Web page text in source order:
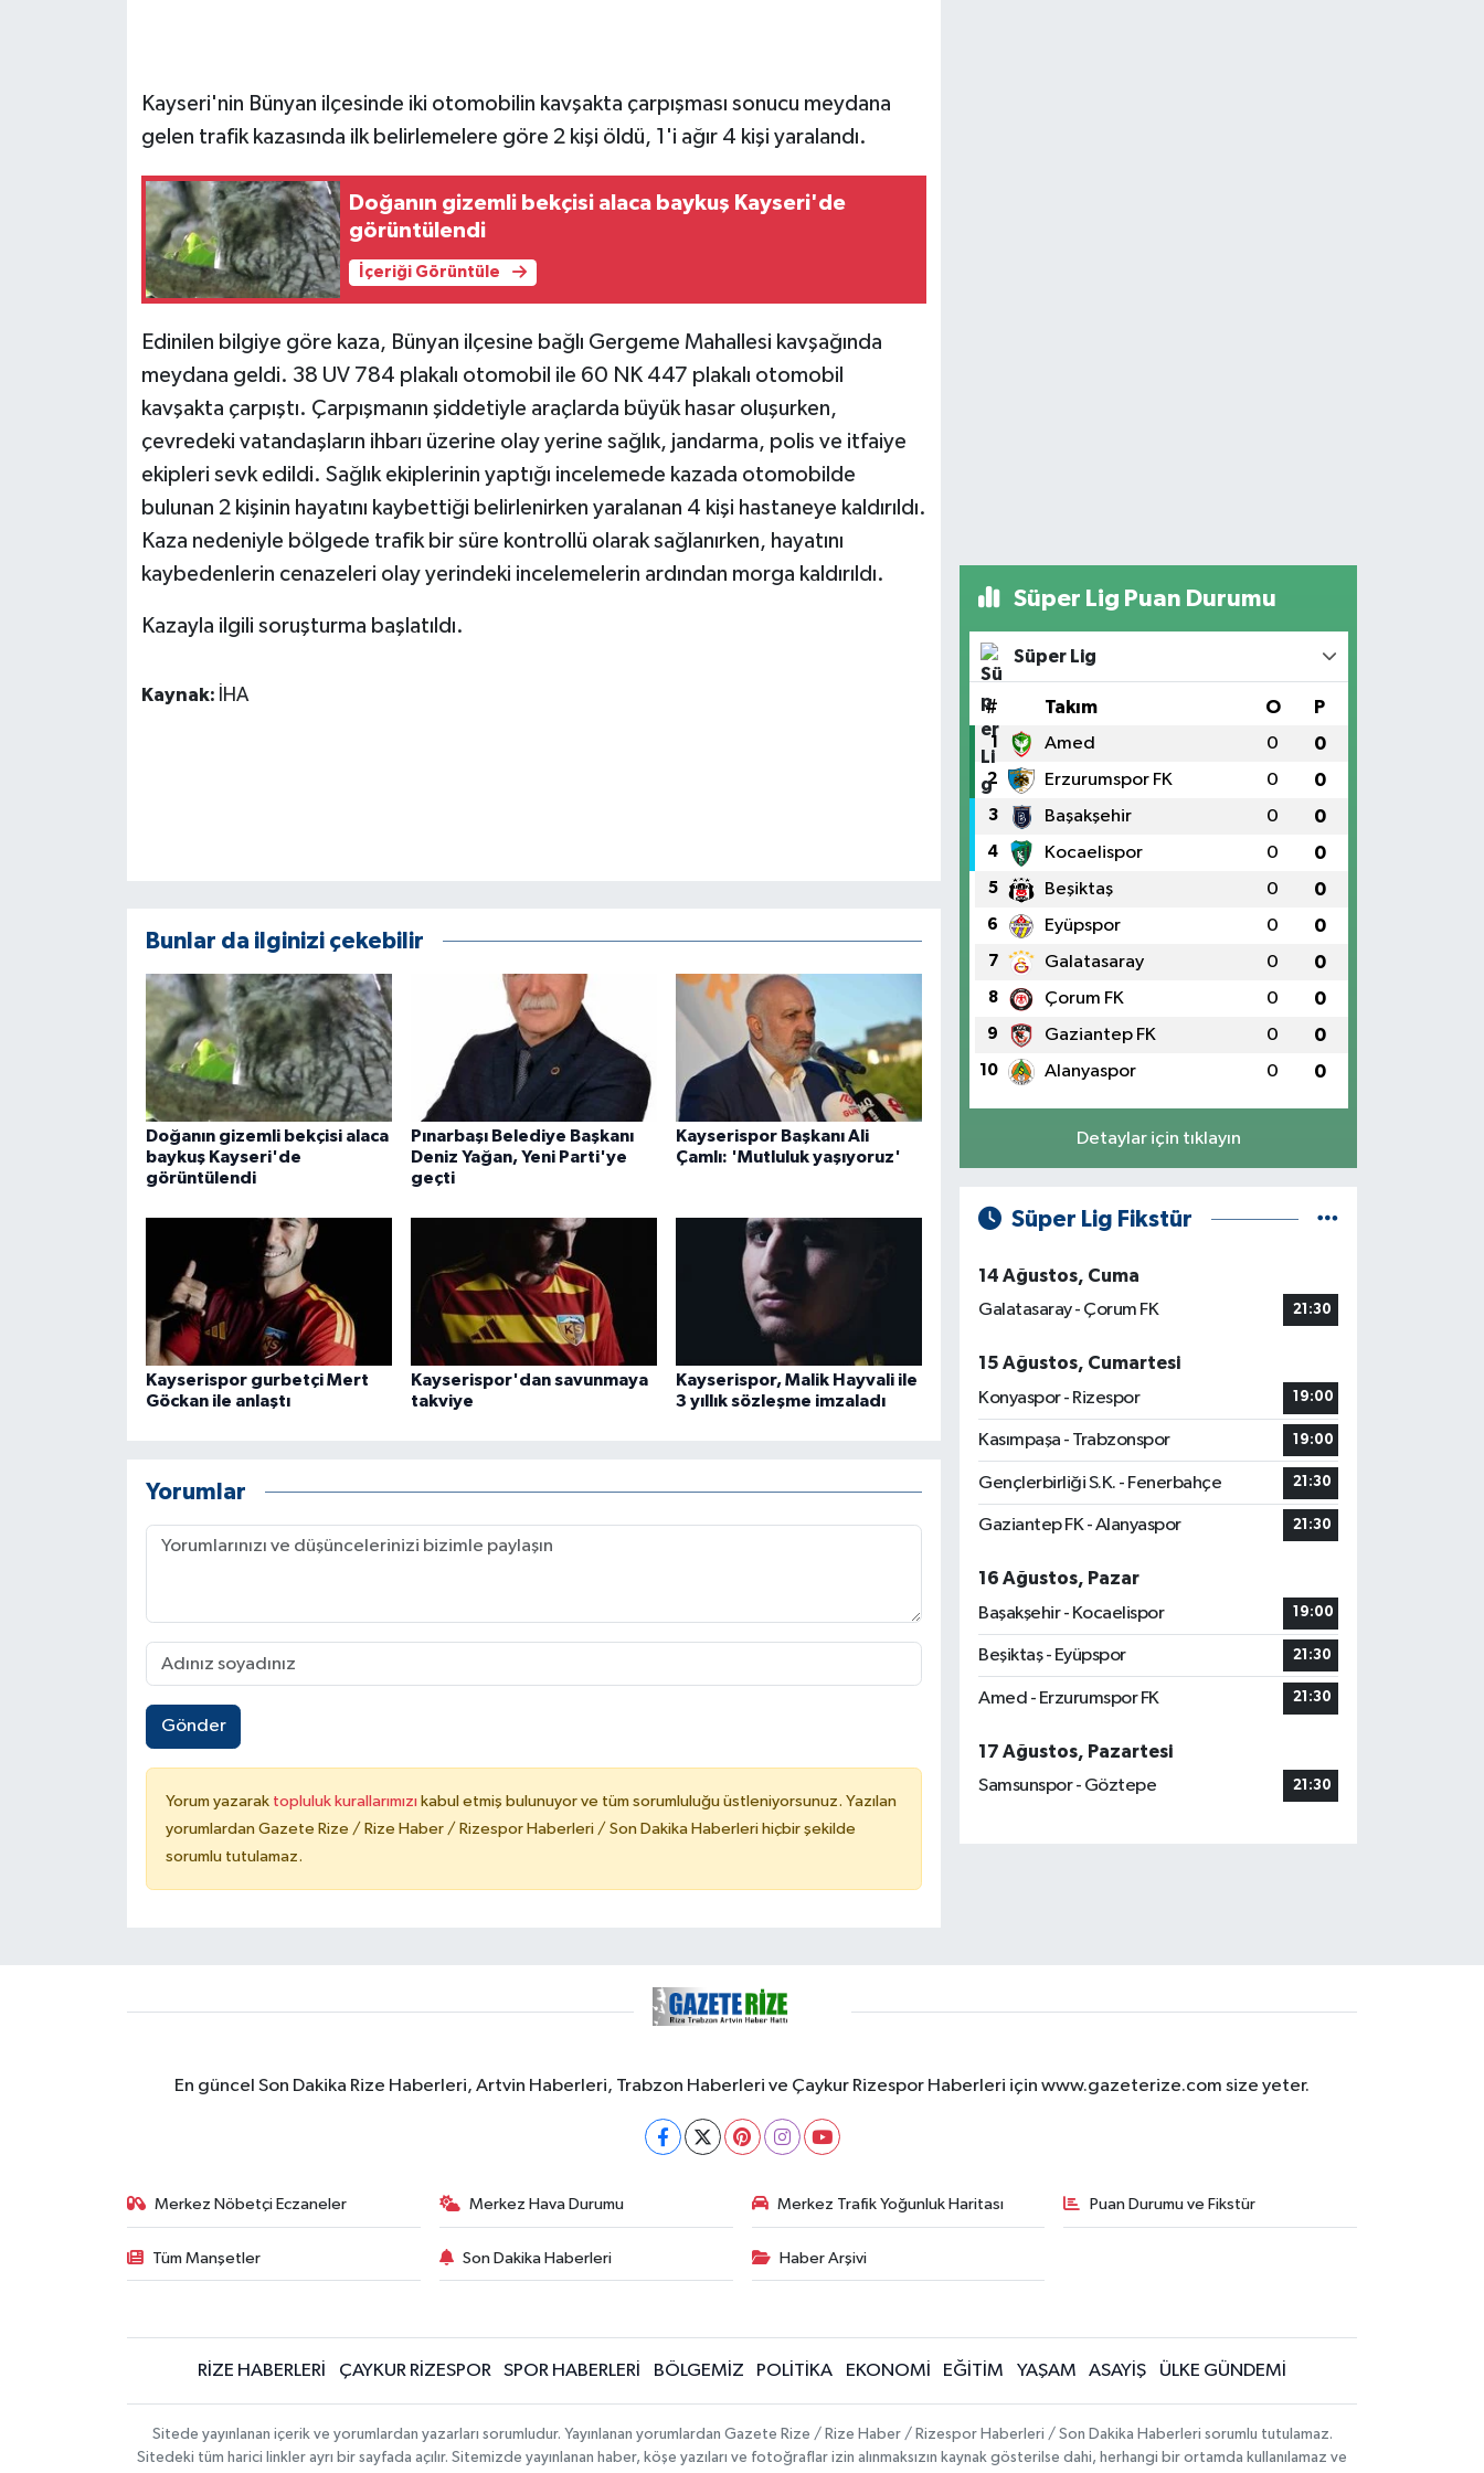
Kayseri'nin Bünyan ilçesinde iki otomobilin kavşakta çarpışması sonucu meydana
gelen trafik kazasında ilk belirlemelere göre 2 kişi öldü, 1'i ağır 4 kişi yaralandı.
Doğanın gizemli bekçisi alaca baykuş Kayseri'de
görüntülendi
İçeriği Görüntüle
Edinilen bilgiye göre kaza, Bünyan ilçesine bağlı Gergeme Mahallesi kavşağında
meydana geldi. 38 UV 784 plakalı otomobil ile 60 NK 447 plakalı otomobil
kavşakta çarpıştı. Çarpışmanın şiddetiyle araçlarda büyük hasar oluşurken,
çevredeki vatandaşların ihbarı üzerine olay yerine sağlık, jandarma, polis ve itfaiye
ekipleri sevk edildi. Sağlık ekiplerinin yaptığı incelemede kazada otomobilde
bulunan 2 kişinin hayatını kaybettiği belirlenirken yaralanan 4 kişi hastaneye kaldırıldı.
Kaza nedeniyle bölgede trafik bir süre kontrollü olarak sağlanırken, hayatını
kaybedenlerin cenazeleri olay yerindeki incelemelerin ardından morga kaldırıldı.
Kazayla ilgili soruşturma başlatıldı.
Kaynak: İHA
Bunlar da ilginizi çekebilir
Doğanın gizemli bekçisi alaca
baykuş Kayseri'de
görüntülendi
Pınarbaşı Belediye Başkanı
Deniz Yağan, Yeni Parti'ye
geçti
Kayserispor Başkanı Ali
Çamlı: 'Mutluluk yaşıyoruz'
Kayserispor gurbetçi Mert
Göckan ile anlaştı
Kayserispor'dan savunmaya
takviye
Kayserispor, Malik Hayvali ile
3 yıllık sözleşme imzaladı
Yorumlar
Gönder
Yorum yazarak topluluk kurallarımızı kabul etmiş bulunuyor ve tüm sorumluluğu üstleniyorsunuz. Yazılan
yorumlardan Gazete Rize / Rize Haber / Rizespor Haberleri / Son Dakika Haberleri hiçbir şekilde
sorumlu tutulamaz.
Süper Lig Puan Durumu
Süper Lig
# Takım O P
1 Amed 0 0
2 Erzurumspor FK 0 0
3 Başakşehir 0 0
4 Kocaelispor 0 0
5 Beşiktaş 0 0
6 Eyüpspor 0 0
7 Galatasaray 0 0
8 Çorum FK 0 0
9 Gaziantep FK 0 0
10 Alanyaspor 0 0
Detaylar için tıklayın
Süper Lig Fikstür
14 Ağustos, Cuma
Galatasaray - Çorum FK
21:30
15 Ağustos, Cumartesi
Konyaspor - Rizespor
19:00
Kasımpaşa - Trabzonspor 19:00
Gençlerbirliği S.K. - Fenerbahçe 21:30
Gaziantep FK - Alanyaspor 21:30
16 Ağustos, Pazar
Başakşehir - Kocaelispor
19:00
Beşiktaş - Eyüpspor 21:30
Amed - Erzurumspor FK 21:30
17 Ağustos, Pazartesi
Samsunspor - Göztepe
21:30
En güncel Son Dakika Rize Haberleri, Artvin Haberleri, Trabzon Haberleri ve Çaykur Rizespor Haberleri için www.gazeterize.com size yeter.
Merkez Nöbetçi Eczaneler Merkez Hava Durumu Merkez Trafik Yoğunluk Haritası Puan Durumu ve Fikstür
Tüm Manşetler Son Dakika Haberleri Haber Arşivi
RİZE HABERLERİ ÇAYKUR RİZESPOR SPOR HABERLERİ BÖLGEMİZ POLİTİKA EKONOMİ EĞİTİM YAŞAM ASAYİŞ ÜLKE GÜNDEMİ
Sitede yayınlanan içerik ve yorumlardan yazarları sorumludur. Yayınlanan yorumlardan Gazete Rize / Rize Haber / Rizespor Haberleri / Son Dakika Haberleri sorumlu tutulamaz.
Sitedeki tüm harici linkler ayrı bir sayfada açılır. Sitemizde yayınlanan haber, köşe yazıları ve fotoğraflar izin alınmaksızın kaynak gösterilse dahi, herhangi bir ortamda kullanılamaz ve
GÜNDEM
HABERDE İNSAN
İş Dünyası
KÜLTÜR SANAT
Otomobil
ÜLKE GÜNDEMİ
Yerel Haberler